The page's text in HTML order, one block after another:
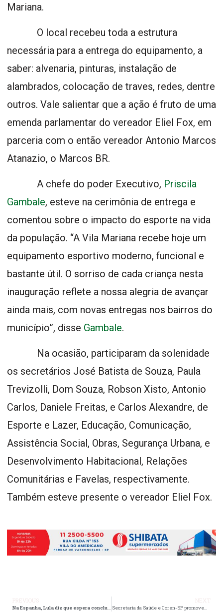
Mariana.
O local recebeu toda a estrutura
necessária para a entrega do equipamento, a
saber: alvenaria, pinturas, instalação de
alambrados, colocação de traves, redes, dentre
outros. Vale salientar que a ação é fruto de uma
emenda parlamentar do vereador Eliel Fox, em
parceria com o então vereador Antonio Marcos
Atanazio, o Marcos BR.
A chefe do poder Executivo, Priscila
Gambale, esteve na cerimônia de entrega e
comentou sobre o impacto do esporte na vida
da população. “A Vila Mariana recebe hoje um
equipamento esportivo moderno, funcional e
bastante útil. O sorriso de cada criança nesta
inauguração reflete a nossa alegria de avançar
ainda mais, com novas entregas nos bairros do
município”, disse Gambale.
Na ocasião, participaram da solenidade
os secretários José Batista de Souza, Paula
Trevizolli, Dom Souza, Robson Xisto, Antonio
Carlos, Daniele Freitas, e Carlos Alexandre, de
Esporte e Lazer, Educação, Comunicação,
Assistência Social, Obras, Segurança Urbana, e
Desenvolvimento Habitacional, Relações
Comunitárias e Favelas, respectivamente.
Também esteve presente o vereador Eliel Fox.
Na Espanha, Lula diz que espera concluir acordo entre Mercosul e União Europeia Secretaria da Saúde e Coren-SP promovem ação direcionada a profissionais de enfermagem em Suzano